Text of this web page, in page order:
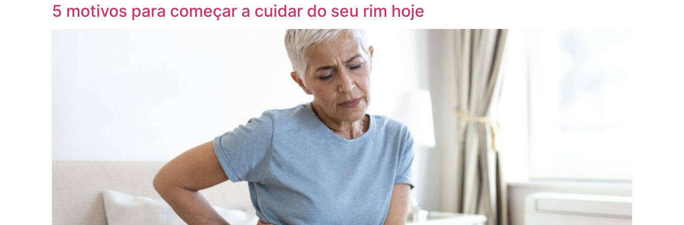
5 motivos para começar a cuidar do seu rim hoje